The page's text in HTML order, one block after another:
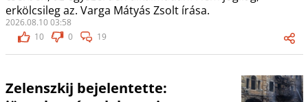
erkölcsileg az. Varga Mátyás Zsolt írása.
2026.08.10 03:58
10
0 19
Zelenszkij bejelentette: